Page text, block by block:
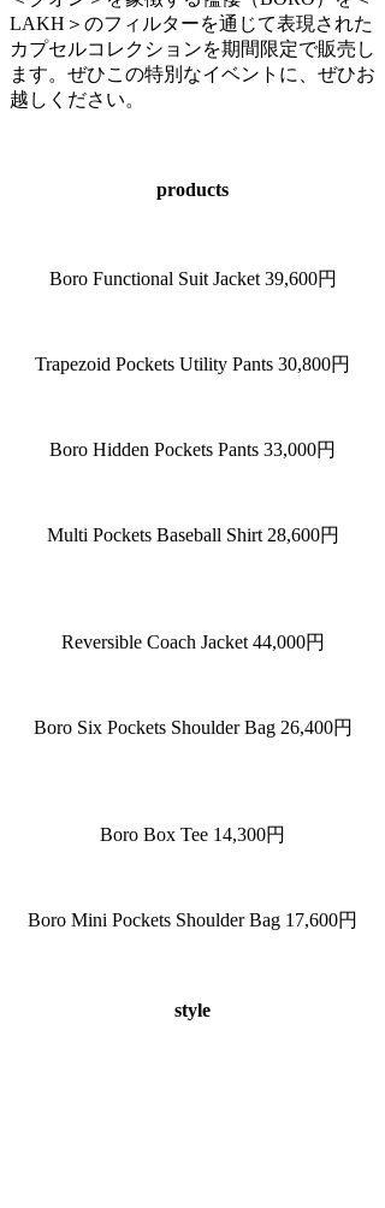
LAKH＞のフィルターを通じて表現された
カプセルコレクションを期間限定で販売し
ます。ぜひこの特別なイベントに、ぜひお
越しください。
products
Boro Functional Suit Jacket 39,600円
Trapezoid Pockets Utility Pants 30,800円
Boro Hidden Pockets Pants 33,000円
Multi Pockets Baseball Shirt 28,600円
Reversible Coach Jacket 44,000円
Boro Six Pockets Shoulder Bag 26,400円
Boro Box Tee 14,300円
Boro Mini Pockets Shoulder Bag 17,600円
style